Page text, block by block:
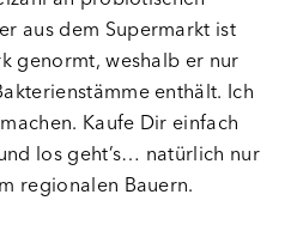
aus dem Supermarkt ist
genormt, weshalb er nur
enthält. Ich
Kaufe Dir einfach
los geht’s… natürlich nur
regionalen Bauern.